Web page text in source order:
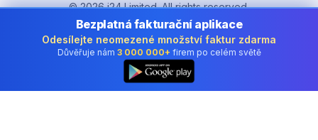
©2026i24 Limited. All rights reserved.
Pro firmy v Czech Republic
Změnit zemi:
Czech Republic
Bezplatná fakturační aplikace
Odesílejte neomezené množství faktur zdarma
Důvěřuje nám 3 000 000+ firem po celém světě